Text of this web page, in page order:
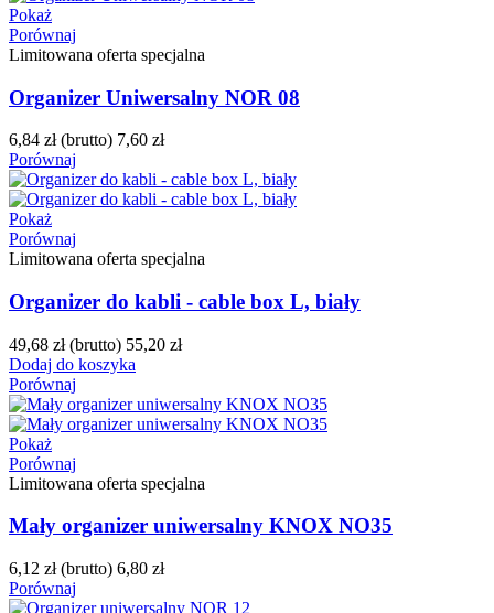
Pokaż
Porównaj
Limitowana oferta specjalna
Organizer Uniwersalny NOR 08
6,84 zł (brutto) 7,60 zł
Porównaj
Pokaż
Porównaj
Limitowana oferta specjalna
Organizer do kabli - cable box L, biały
49,68 zł (brutto) 55,20 zł
Dodaj do koszyka
Porównaj
Pokaż
Porównaj
Limitowana oferta specjalna
Mały organizer uniwersalny KNOX NO35
6,12 zł (brutto) 6,80 zł
Porównaj